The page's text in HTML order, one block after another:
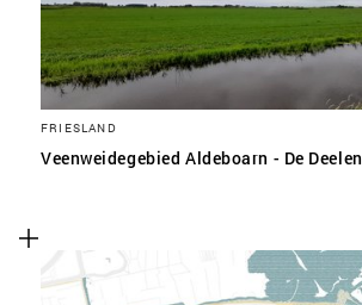
FRIESLAND
Veenweidegebied Aldeboarn - De Deelen